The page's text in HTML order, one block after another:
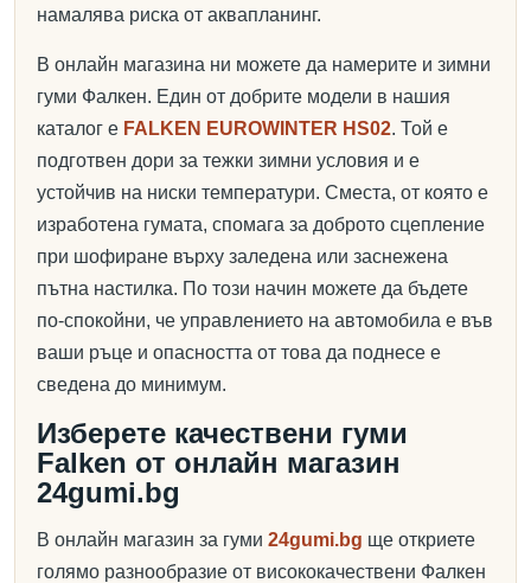
намалява риска от аквапланинг.
В онлайн магазина ни можете да намерите и зимни
гуми Фалкен. Един от добрите модели в нашия
каталог е FALKEN EUROWINTER HS02. Той е
подготвен дори за тежки зимни условия и е
устойчив на ниски температури. Сместа, от която е
изработена гумата, спомага за доброто сцепление
при шофиране върху заледена или заснежена
пътна настилка. По този начин можете да бъдете
по-спокойни, че управлението на автомобила е във
ваши ръце и опасността от това да поднесе е
сведена до минимум.
Изберете качествени гуми
Falken от онлайн магазин
24gumi.bg
В онлайн магазин за гуми 24gumi.bg ще откриете
голямо разнообразие от висококачествени Фалкен